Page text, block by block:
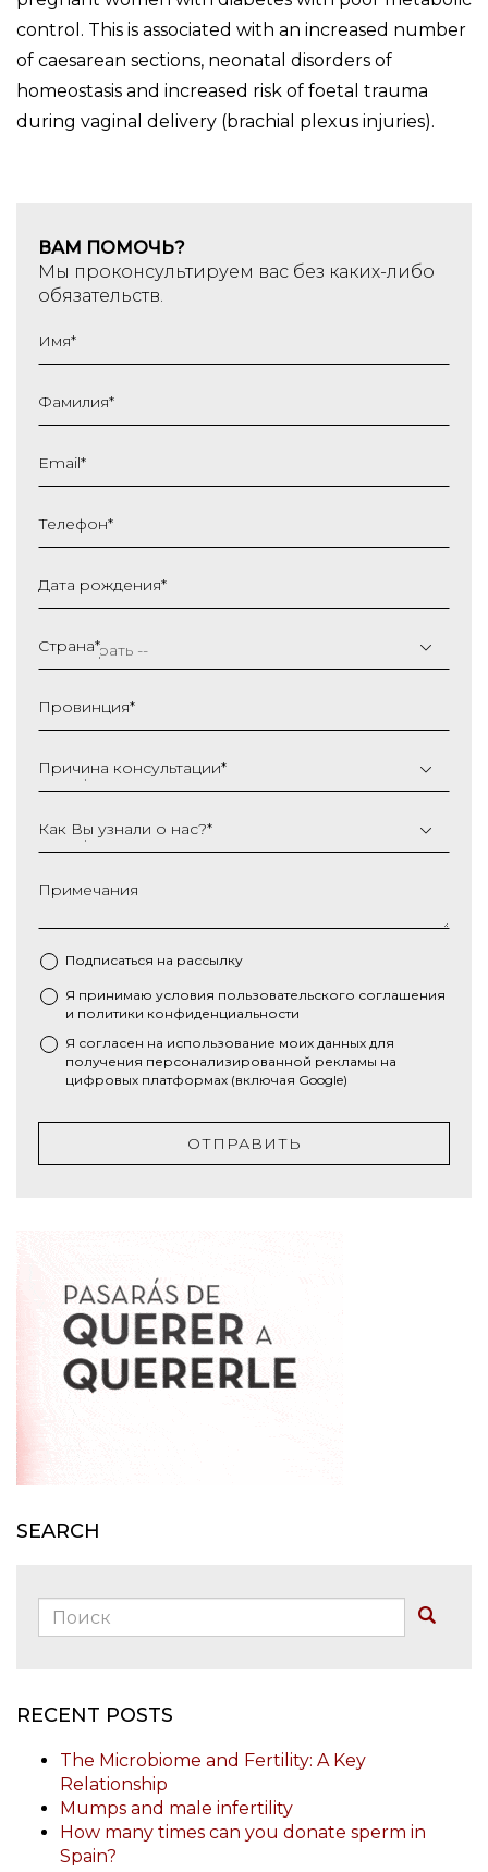
control. This is associated with an increased number
of caesarean sections, neonatal disorders of
homeostasis and increased risk of foetal trauma
during vaginal delivery (brachial plexus injuries).
ВАМ ПОМОЧЬ?
Мы проконсультируем вас без каких-либо
обязательств.
Имя*
Фамилия*
Email*
Телефон*
Дата рождения*
слеш
ММ
ГГГГ
Страна*
Провинция*
Причина консультации*
Как Вы узнали о нас?*
Примечания
Подписаться на рассылку
* Я принимаю условия пользовательского соглашения
и политики конфиденциальности
Я согласен на использование моих данных для
получения персонализированной рекламы на
цифровых платформах (включая Google)
ОТПРАВИТЬ
SEARCH
Поиск:
RECENT POSTS
The Microbiome and Fertility: A Key
Relationship
Mumps and male infertility
How many times can you donate sperm in
Spain?